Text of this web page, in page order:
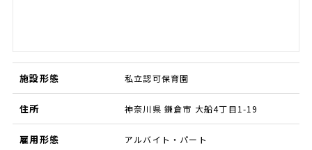
施設形態 私立認可保育園
住所 神奈川県 鎌倉市 大船4丁目1-19
雇用形態 アルバイト・パート